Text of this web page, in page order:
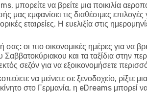
μπορείτε να βρείτε μια ποικιλία
μας εμφανίσει τις διαθέσιμες
εταιρείες. Η ευελιξία στις
σας: οι πιο οικονομικές ημέρες για να
και τα ταξίδια στην
σεζόν για να εξοικονομήσετε
να μείνετε σε ξενοδοχείο, ρίξτε
στο Γερμανία, η eDreams μπορεί